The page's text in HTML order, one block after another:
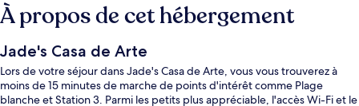
À propos de cet hébergement
Jade's Casa de Arte
Lors de votre séjour dans Jade's Casa de Arte, vous vous trouverez à
moins de 15 minutes de marche de points d'intérêt comme Plage
blanche et Station 3. Parmi les petits plus appréciable, l'accès Wi-Fi et le